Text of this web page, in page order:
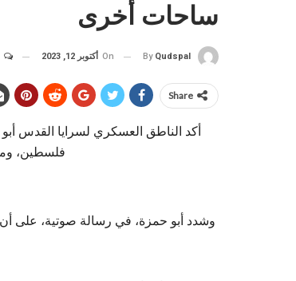
ساحات أخرى
By Qudspal
On أكتوبر 12, 2023
Share
أكد الناطق العسكري لسرايا القدس
فلسطين،
وشدد أبو حمزة، في رسالة صوتية، على